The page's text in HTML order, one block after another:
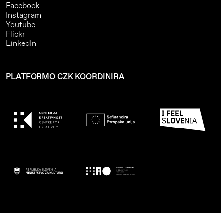
PLATFORMO CZK KOORDINIRA
Facebook
Instagram
Youtube
Flickr
LinkedIn